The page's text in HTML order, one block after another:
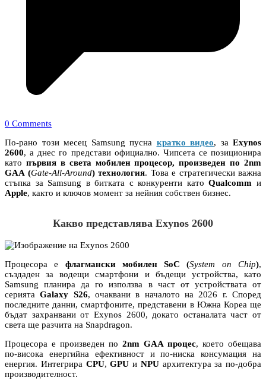
0 Comments
По-рано този месец Samsung пусна кратко видео, за Exynos
2600, а днес го представи официално. Чипсета се позиционира
като първия в света мобилен процесор, произведен по 2nm
GAA (Gate-All-Around) технология. Това е стратегически важна
стъпка за Samsung в битката с конкуренти катоQualcommи
Apple, както и ключов момент за нейния собствен бизнес.
Какво представлява Exynos 2600
Процесора е флагмански мобилен SoC (System on Chip),
създаден за водещи смартфони и бъдещи устройства, като
Samsung планира да го използва в част от устройствата от
сериятаGalaxy S26, очаквани в началото на 2026 г. Според
последните данни, смартфоните, представени в Южна Кореа ще
бъдат захранвани от Exynos 2600, докато останалата част от
света ще разчита на Snapdragon.
Процесора е произведен по 2nm GAA процес, което обещава
по-висока енергийна ефективност и по-ниска консумация на
енергия. Интегрира CPU,GPU и NPU архитектура за по-добра
производителност.